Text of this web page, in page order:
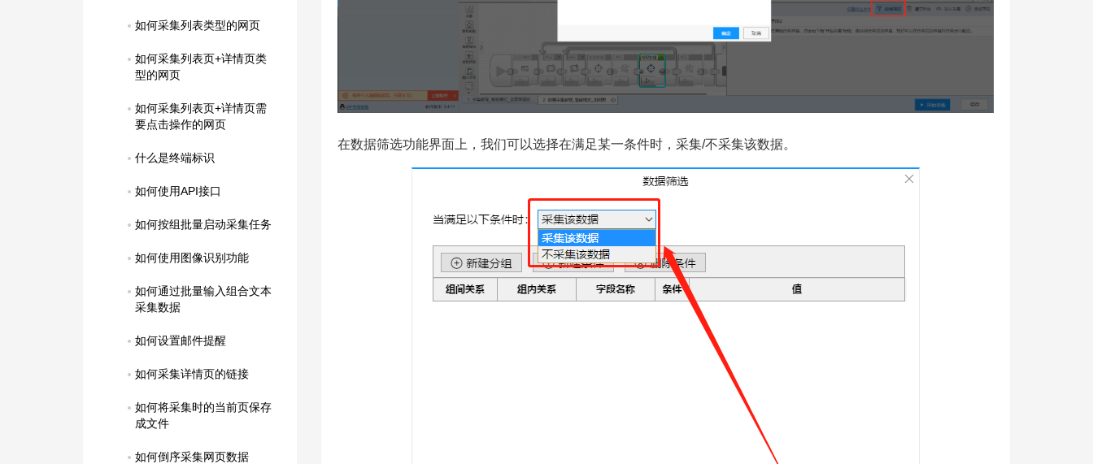
如何采集列表类型的网页
如何采集列表页+详情页类
型的网页
如何采集列表页+详情页需
要点击操作的网页
什么是终端标识
如何使用API接口
如何按组批量启动采集任务
如何使用图像识别功能
如何通过批量输入组合文本
采集数据
如何设置邮件提醒
如何采集详情页的链接
如何将采集时的当前页保存
成文件
如何倒序采集网页数据
在数据筛选功能界面上，我们可以选择在满足某一条件时，采集/不采集该数据。